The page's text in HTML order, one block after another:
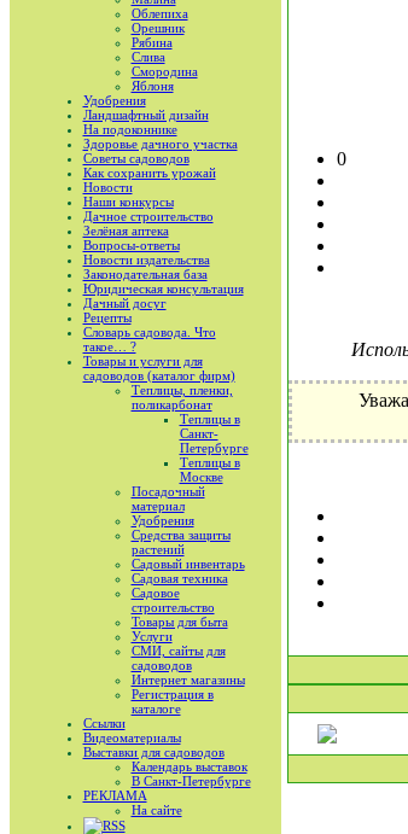
Облепиха
Орешник
Рябина
Слива
Смородина
Яблоня
Удобрения
Ландшафтный дизайн
На подоконнике
Здоровье дачного участка
Советы садоводов
Как сохранить урожай
Новости
Наши конкурсы
Дачное строительство
Зелёная аптека
Вопросы-ответы
Новости издательства
Законодательная база
Юридическая консультация
Дачный досуг
Рецепты
Словарь садовода. Что
такое… ?
Товары и услуги для
садоводов (каталог фирм)
Теплицы, пленки,
поликарбонат
Теплицы в
Санкт-
Петербурге
Теплицы в
Москве
Посадочный
материал
Удобрения
Средства защиты
растений
Садовый инвентарь
Садовая техника
Садовое
строительство
Товары для быта
Услуги
СМИ, сайты для
садоводов
Интернет магазины
Регистрация в
каталоге
Ссылки
Видеоматериалы
Выставки для садоводов
Календарь выставок
В Санкт-Петербурге
РЕКЛАМА
На сайте
RSS
0